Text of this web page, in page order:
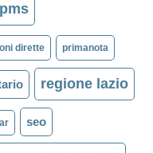
pms
dirette primanota
regione lazio
seo